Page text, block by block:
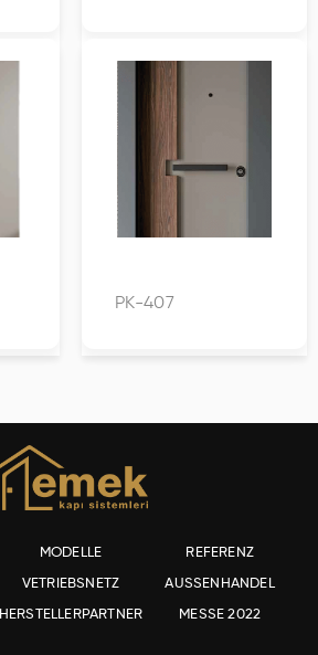
PK-407
MODELLE REFERENZ
VETRIEBSNETZ AUSSENHANDEL
HERSTELLERPARTNER MESSE 2022